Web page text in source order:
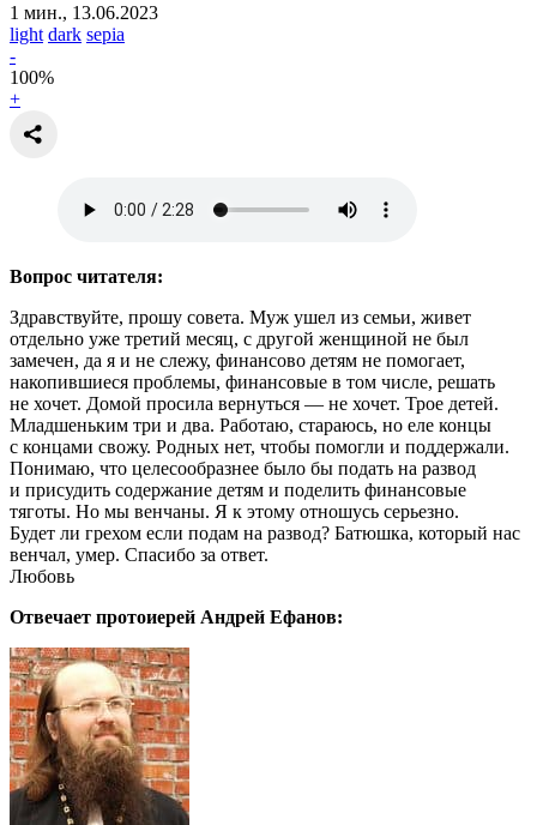
1 мин., 13.06.2023
light dark sepia
-
100%
+
Вопрос читателя:
Здравствуйте, прошу совета. Муж ушел из семьи, живет
отдельно уже третий месяц, с другой женщиной не был
замечен, да я и не слежу, финансово детям не помогает,
накопившиеся проблемы, финансовые в том числе, решать
не хочет. Домой просила вернуться — не хочет. Трое детей.
Младшеньким три и два. Работаю, стараюсь, но еле концы
с концами свожу. Родных нет, чтобы помогли и поддержали.
Понимаю, что целесообразнее было бы подать на развод
и присудить содержание детям и поделить финансовые
тяготы. Но мы венчаны. Я к этому отношусь серьезно.
Будет ли грехом если подам на развод? Батюшка, который нас
венчал, умер. Спасибо за ответ.
Любовь
Отвечает протоиерей Андрей Ефанов: